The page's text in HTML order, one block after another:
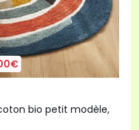
bio petit modèle,